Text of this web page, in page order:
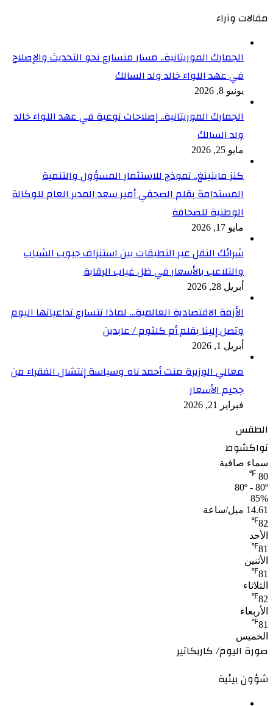
مقالات وآراء
الجمارك الموريتانية.. مسار متسارع نحو التحديث والإصلاح
في عهد اللواء خالد ولد السالك
يونيو 8, 2026
الجمارك الموريتانية.. إصلاحات نوعية في عهد اللواء خالد
ولد السالك
مايو 25, 2026
كنز ماينينغ.. نموذج للاستثمار المسؤول والتنمية
المستدامة بقلم الصحفي أمير سعد المدير العام للوكالة
الوطنية للصحافة
مايو 17, 2026
شرائك النقل عبر التطبقات بين استنزاف جيوب الشباب
والتلاعب بالأسعار في ظل غياب الرقابة
أبريل 28, 2026
الأزمة الاقتصادية العالمية… لماذا تتسارع تداعياتها اليوم
وتصل إلينا بقلم أم كلثوم / عابدين
أبريل 1, 2026
معالي الوزيرة منت أحمد ناه وسياسة إنتشال الفقراء من
جحيم الأسعار
فبراير 21, 2026
الطقس
نواكشوط
سماء صافية
80
℉
80º - 80º
85%
14.61 ميل/ساعة
82
℉
الأحد
81
℉
الأثنين
81
℉
الثلاثاء
82
℉
الأربعاء
81
℉
الخميس
صورة اليوم/ كاريكاتير
شؤون بيئية